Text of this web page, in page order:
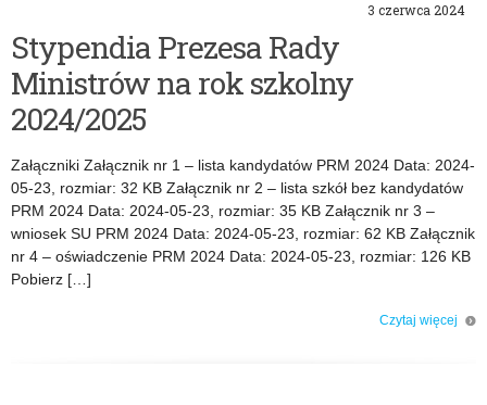
t
y
p
e
n
d
3 czerwca 2024
Stypendia Prezesa Rady
Ministrów na rok szkolny
2024/2025
Załączniki Załącznik nr 1 – lista kandydatów PRM 2024 Data: 2024-
05-23, rozmiar: 32 KB Załącznik nr 2 – lista szkół bez kandydatów
PRM 2024 Data: 2024-05-23, rozmiar: 35 KB Załącznik nr 3 –
wniosek SU PRM 2024 Data: 2024-05-23, rozmiar: 62 KB Załącznik
nr 4 – oświadczenie PRM 2024 Data: 2024-05-23, rozmiar: 126 KB
Pobierz […]
Czytaj więcej